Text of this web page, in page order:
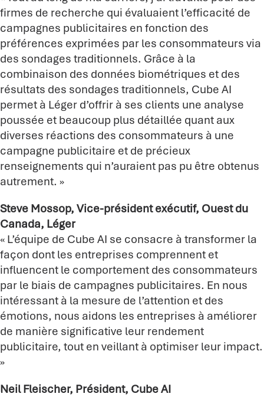
firmes de recherche qui évaluaient l’efficacité de
campagnes publicitaires en fonction des
préférences exprimées par les consommateurs via
des sondages traditionnels. Grâce à la
combinaison des données biométriques et des
résultats des sondages traditionnels, Cube AI
permet à Léger d’offrir à ses clients une analyse
poussée et beaucoup plus détaillée quant aux
diverses réactions des consommateurs à une
campagne publicitaire et de précieux
renseignements qui n’auraient pas pu être obtenus
autrement. »
Steve Mossop, Vice-président exécutif, Ouest du
Canada, Léger
« L’équipe de Cube AI se consacre à transformer la
façon dont les entreprises comprennent et
influencent le comportement des consommateurs
par le biais de campagnes publicitaires. En nous
intéressant à la mesure de l’attention et des
émotions, nous aidons les entreprises à améliorer
de manière significative leur rendement
publicitaire, tout en veillant à optimiser leur impact.
»
Neil Fleischer, Président, Cube AI